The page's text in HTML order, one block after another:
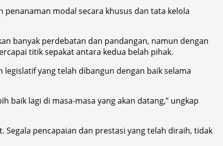
penanaman modal secara khusus dan tata kelola
banyak perdebatan dan pandangan, namun dengan
titik sepakat antara kedua belah pihak.
yang telah dibangun dengan baik selama
baik lagi di masa-masa yang akan datang,” ungkap
pencapaian dan prestasi yang telah diraih, tidak